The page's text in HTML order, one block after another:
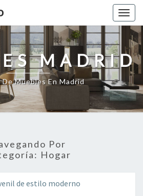
MADRID
De Muebles En Madrid
Por
Hogar